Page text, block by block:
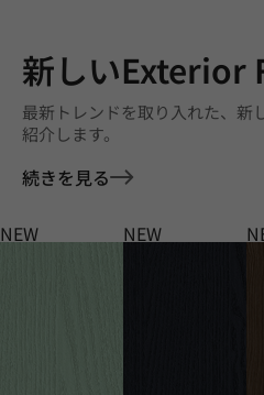
新しいExterior
最新トレンドを取り入れた、新
紹介します。
続きを見る
NEW NEW